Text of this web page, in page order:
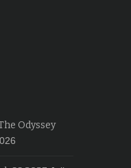
Odyssey